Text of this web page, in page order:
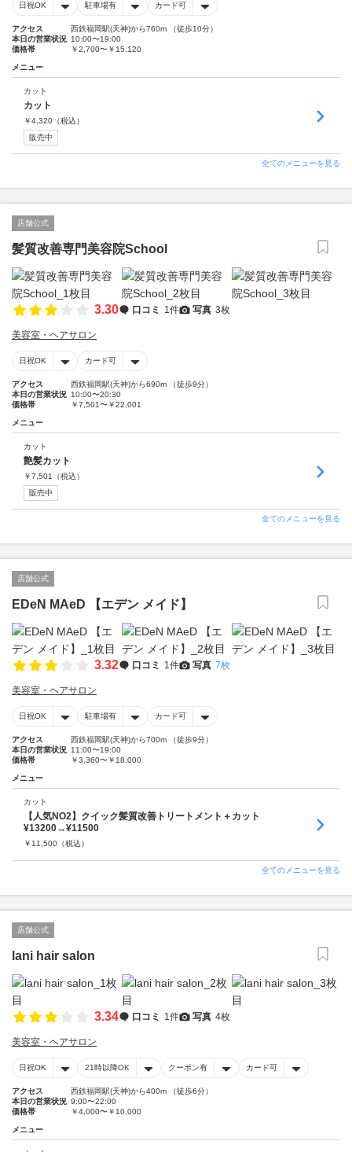
日祝OK 駐車場有 カード可
アクセス
西鉄福岡駅(天神)から760m （徒歩10分）
本日の営業状況 10:00〜19:00
価格帯
￥2,700〜￥15,120
メニュー
カット
カット
￥4,320 （税込）
販売中
全てのメニューを見る
店舗公式
髪質改善専門美容院School
3.30 口コミ 1件 写真 3枚
美容室・ヘアサロン
日祝OK カード可
アクセス
西鉄福岡駅(天神)から690m （徒歩9分）
本日の営業状況 10:00〜20:30
価格帯
￥7,501〜￥22,001
メニュー
カット
艶髪カット
￥7,501
（税込）
販売中
全てのメニューを見る
店舗公式
EDeN MAeD 【エデン メイド】
3.32 口コミ 1件 写真 7枚
美容室・ヘアサロン
日祝OK 駐車場有 カード可
アクセス
西鉄福岡駅(天神)から700m （徒歩9分）
本日の営業状況 11:00〜19:00
価格帯
￥3,360〜￥18,000
メニュー
カット
【人気NO2】クイック髪質改善トリートメント＋カット
¥13200→¥11500
￥ 11,500 （税込）
全てのメニューを見る
店舗公式
lani hair salon
3.34 口コミ 1件 写真 4枚
美容室・ヘアサロン
日祝OK 21時以降OK クーポン有 カード可
アクセス
西鉄福岡駅(天神)から400m （徒歩6分）
本日の営業状況 9:00〜22:00
価格帯
￥4,000〜￥10,000
メニュー